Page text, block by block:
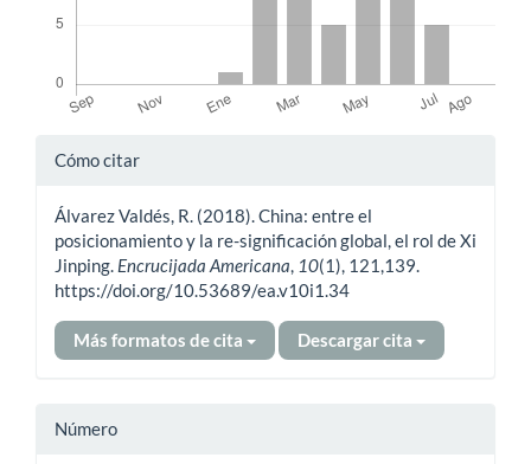
Detalles
del
artículo
Cómo citar
Álvarez Valdés, R. (2018). China: entre el
posicionamiento y la re-significación global, el rol de Xi
Jinping. Encrucijada Americana, 10(1), 121,139.
https://doi.org/10.53689/ea.v10i1.34
Más formatos de cita Descargar cita
Número